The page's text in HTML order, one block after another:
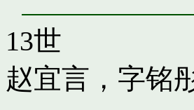
13世
赵宜言，字铭